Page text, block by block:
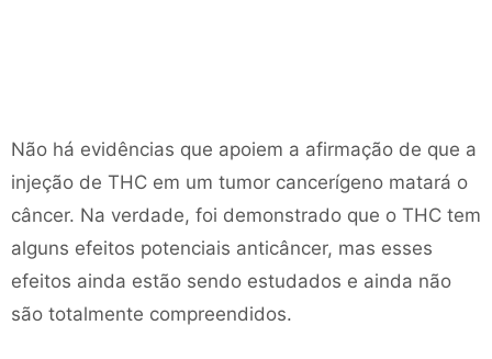
Não há evidências que apoiem a afirmação de que a
injeção de THC em um tumor cancerígeno matará o
câncer. Na verdade, foi demonstrado que o THC tem
alguns efeitos potenciais anticâncer, mas esses
efeitos ainda estão sendo estudados e ainda não
são totalmente compreendidos.